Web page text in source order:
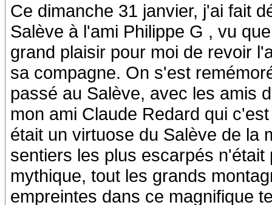
Ce dimanche 31 janvier, j'ai fait
Salève à l'ami Philippe G , vu
grand plaisir pour moi de revoir
sa compagne. On s'est
passé au Salève, avec les amis
mon ami Claude Redard qui
était un virtuose du Salève de la
sentiers les plus escarpés
mythique, tout les grands
empreintes dans ce magnifique